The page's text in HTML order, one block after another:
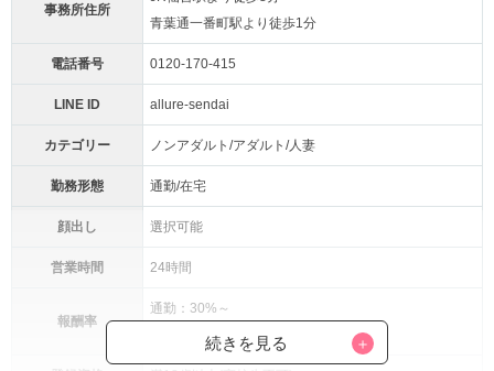
事務所住所
青葉通一番町駅より徒歩1分
電話番号 0120-170-415
LINE ID allure-sendai
カテゴリー ノンアダルト/アダルト/人妻
勤務形態 通勤/在宅
顔出し 選択可能
営業時間 24時間
報酬率
通勤：30%～
在宅：40%～続きを見る